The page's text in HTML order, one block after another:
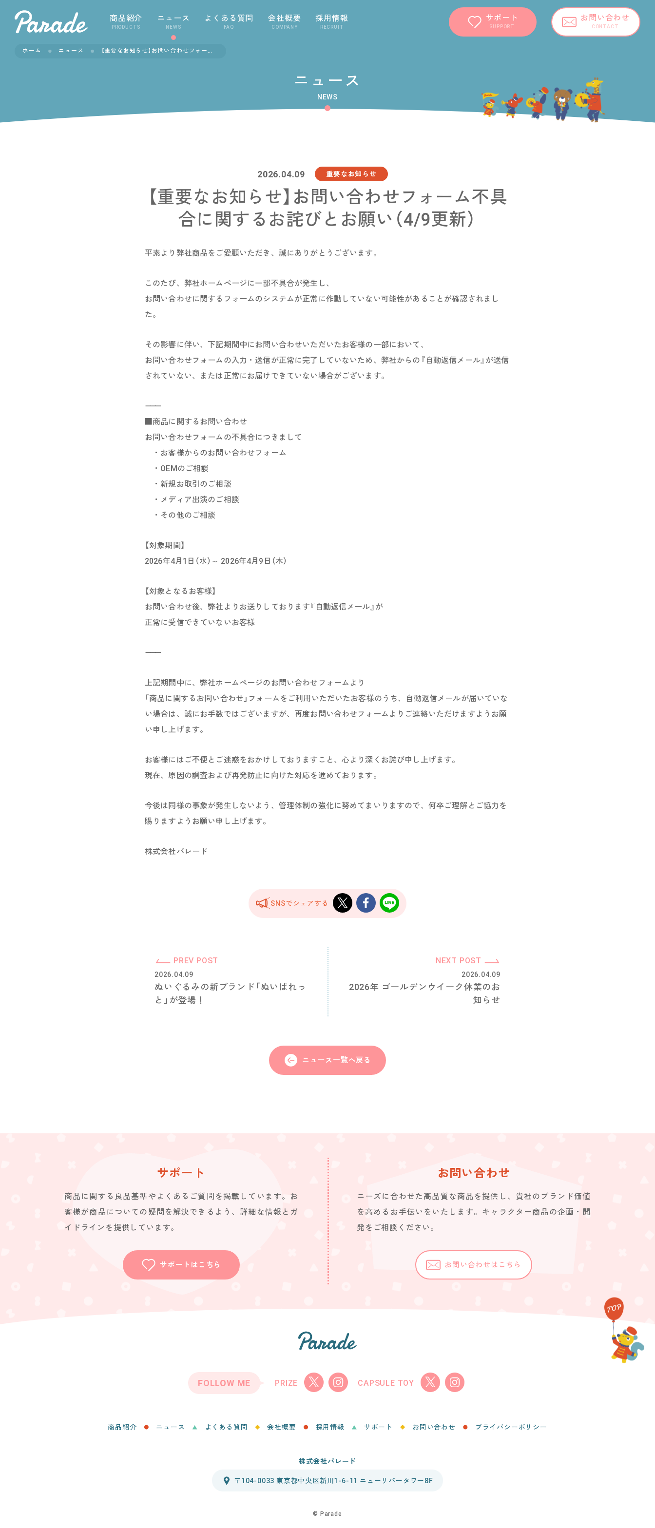
商品紹介
PRODUCTS
ニュース
NEWS
よくある質問
FAQ
会社概要
COMPANY
採用情報
RECRUIT
サポート
SUPPORT
お問い合わせ
CONTACT
ホーム ニュース 【重要なお知らせ】お問い合わせフォーム不具合に関するお詫びとお願い（4/9更新）
ニュース
NEWS
2026.04.09 重要なお知らせ
【重要なお知らせ】お問い合わせフォーム不具
合に関するお詫びとお願い（4/9更新）
平素より弊社商品をご愛顧いただき、誠にありがとうございます。
このたび、弊社ホームページに一部不具合が発生し、
お問い合わせに関するフォームのシステムが正常に作動していない可能性があることが確認されまし
た。
その影響に伴い、下記期間中にお問い合わせいただいたお客様の一部において、
お問い合わせフォームの入力・送信が正常に完了していないため、弊社からの『自動返信メール』が送信
されていない、または正常にお届けできていない場合がございます。
⸻
■商品に関するお問い合わせ
お問い合わせフォームの不具合につきまして
・お客様からのお問い合わせフォーム
・OEMのご相談
・新規お取引のご相談
・メディア出演のご相談
・その他のご相談
【対象期間】
2026年4月1日（水）～ 2026年4月9日（木）
【対象となるお客様】
お問い合わせ後、弊社よりお送りしております『自動返信メール』が
正常に受信できていないお客様
⸻
上記期間中に、弊社ホームページのお問い合わせフォームより
「商品に関するお問い合わせ」フォームをご利用いただいたお客様のうち、自動返信メールが届いていな
い場合は、誠にお手数ではございますが、再度お問い合わせフォームよりご連絡いただけますようお願
い申し上げます。
お客様にはご不便とご迷惑をおかけしておりますこと、心より深くお詫び申し上げます。
現在、原因の調査および再発防止に向けた対応を進めております。
今後は同様の事象が発生しないよう、管理体制の強化に努めてまいりますので、何卒ご理解とご協力を
賜りますようお願い申し上げます。
株式会社パレード
SNSでシェアする
PREV POST
2026.04.09
ぬいぐるみの新ブランド「ぬいぱれっ
と」が登場！
NEXT POST
2026.04.09
2026年 ゴールデンウイーク休業のお
知らせ
ニュース一覧へ戻る
サポート
商品に関する良品基準やよくあるご質問を掲載しています。お
客様が商品についての疑問を解決できるよう、詳細な情報とガ
イドラインを提供しています。
サポートはこちら
お問い合わせ
ニーズに合わせた高品質な商品を提供し、貴社のブランド価値
を高めるお手伝いをいたします。キャラクター商品の企画・開
発をご相談ください。
お問い合わせはこちら
FOLLOW ME PRIZE CAPSULE TOY
商品紹介 ニュース よくある質問 会社概要 採用情報 サポート お問い合わせ プライバシーポリシー
株式会社パレード
〒104-0033 東京都中央区新川1-6-11 ニューリバータワー8F
©︎ Parade